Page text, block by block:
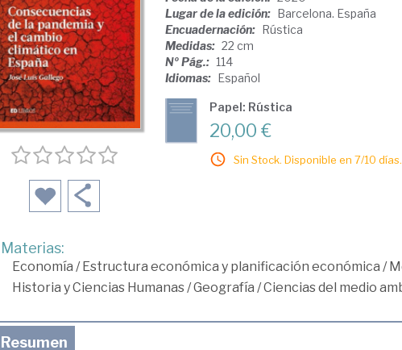
Lugar de la edición: Barcelona. España
Encuadernación: Rústica
Medidas: 22 cm
Nº Pág.: 114
Idiomas: Español
Papel: Rústica
20,00 €
Sin Stock. Disponible en 7/10 días.
Materias:
Economía /Estructura económica y planificación económica /
Historia y Ciencias Humanas/Geografía /Ciencias del medio
Resumen